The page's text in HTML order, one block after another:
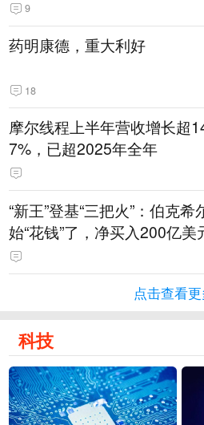
9
药明康德，重大利好
18
摩尔线程上半年营收增长超
7%，已超2025年全年
“新王”登基“三把火”：伯克希
始“花钱”了，净买入200亿美
点击查看
科技